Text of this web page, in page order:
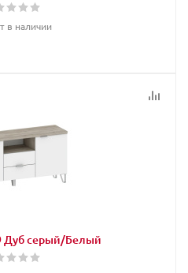
в наличии
Дуб серый/Белый